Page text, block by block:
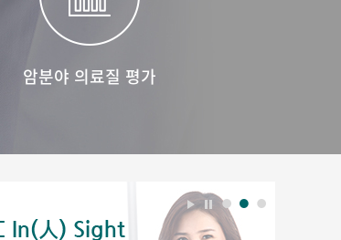
암분야 의료질 평가